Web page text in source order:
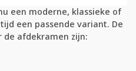
een moderne, klassieke of
een passende variant. De
de afdekramen zijn: